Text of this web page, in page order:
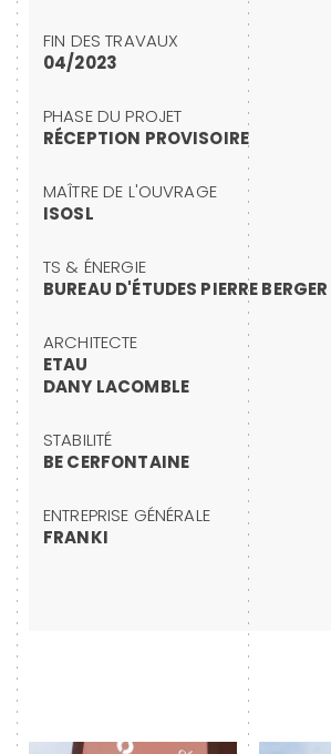
FIN DES TRAVAUX
04/2023
PHASE DU PROJET
RÉCEPTION PROVISOIRE
MAÎTRE DE L'OUVRAGE
ISOSL
TS & ÉNERGIE
BUREAU D'ÉTUDES PIERRE BERGER
ARCHITECTE
ETAU
DANY LACOMBLE
STABILITÉ
BE CERFONTAINE
ENTREPRISE GÉNÉRALE
FRANKI